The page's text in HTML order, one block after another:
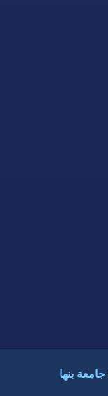
جامعة بنها